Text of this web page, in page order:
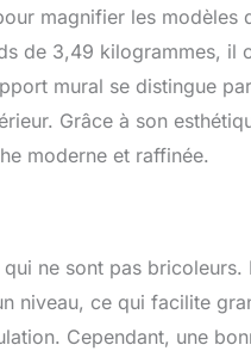
Lego Mercedes-AMG Car
parfaitement vos
sur la surface utilise des
ce qui est précis et
Ce panneau mural est
Race Car 42171.
sur la surface du
(français non garanti).
besoin d'aide, n'hésitez
magnifier les modèles
de 3,49 kilogrammes, il
mural se distingue
Grâce à son
moderne et raffinée.
ne sont pas
niveau, ce qui facilite
Cependant, une